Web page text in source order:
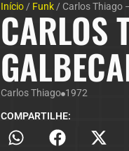
Início/ Funk/ Carlos Thiago
CARLOS
Carlos Thiago 1972
COMPARTILHE: